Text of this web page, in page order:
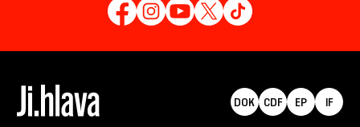
DOK CDF EP IF